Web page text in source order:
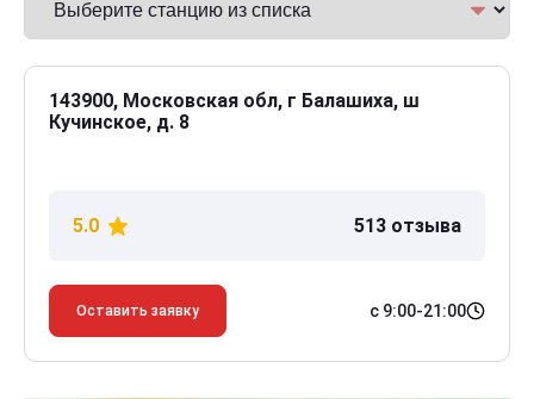
143900, Московская обл, г Балашиха, ш
Кучинское, д. 8
5.0 513 отзыва
Оставить заявку с 9:00-21:00